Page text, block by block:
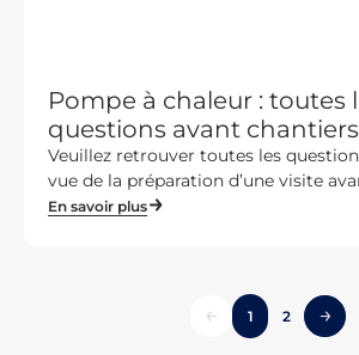
Pompe à chaleur : toutes
questions avant chantiers
Veuillez retrouver toutes les
vue de la préparation d’une visite
En savoir plus
prev 1 2